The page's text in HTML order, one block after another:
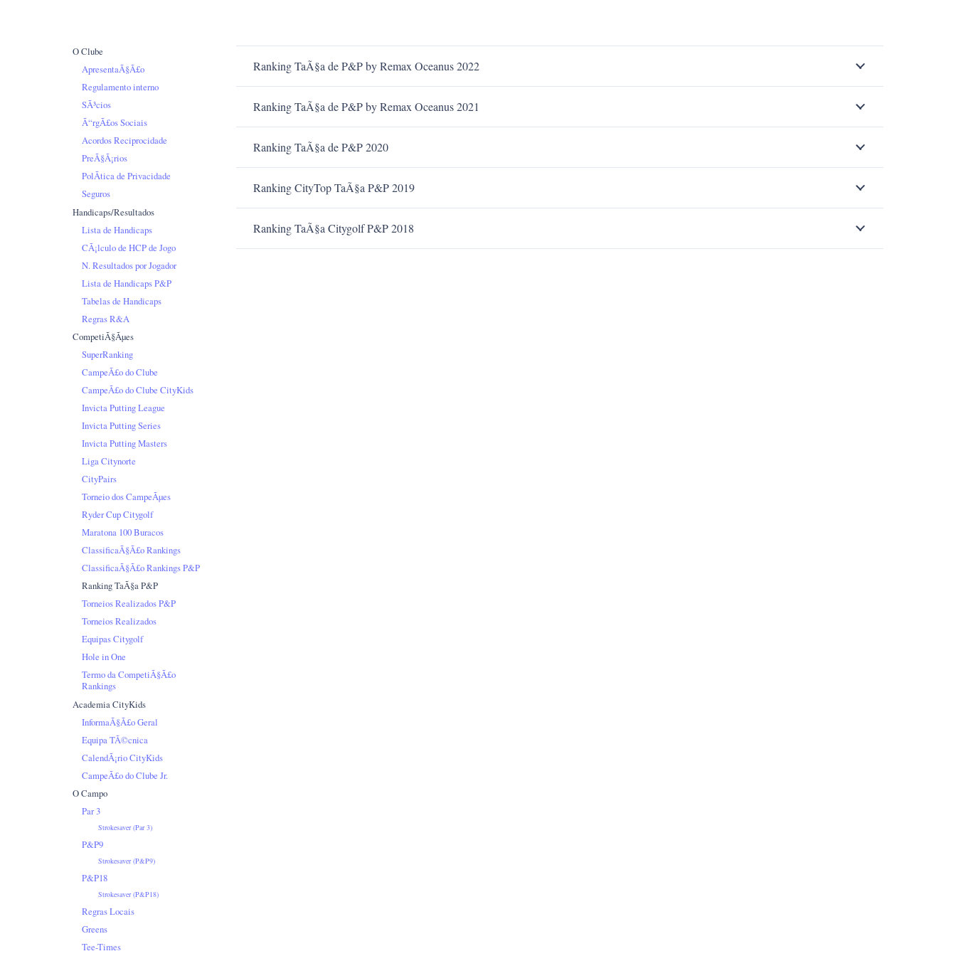
O Clube
ApresentaÃ§Ã£o
Regulamento interno
SÃ³cios
Ã“rgÃ£os Sociais
Acordos Reciprocidade
PreÃ§Ã¡rios
PolÃ­tica de Privacidade
Seguros
Handicaps/Resultados
Lista de Handicaps
CÃ¡lculo de HCP de Jogo
N. Resultados por Jogador
Lista de Handicaps P&P
Tabelas de Handicaps
Regras R&A
CompetiÃ§Ãµes
SuperRanking
CampeÃ£o do Clube
CampeÃ£o do Clube CityKids
Invicta Putting League
Invicta Putting Series
Invicta Putting Masters
Liga Citynorte
CityPairs
Torneio dos CampeÃµes
Ryder Cup Citygolf
Maratona 100 Buracos
ClassificaÃ§Ã£o Rankings
ClassificaÃ§Ã£o Rankings P&P
Ranking TaÃ§a P&P
Torneios Realizados P&P
Torneios Realizados
Equipas Citygolf
Hole in One
Termo da CompetiÃ§Ã£o
Rankings
Academia CityKids
InformaÃ§Ã£o Geral
Equipa TÃ©cnica
CalendÃ¡rio CityKids
CampeÃ£o do Clube Jr.
O Campo
Par 3
Strokesaver (Par 3)
P&P9
Strokesaver (P&P9)
P&P18
Strokesaver (P&P18)
Regras Locais
Greens
Tee-Times
Ranking TaÃ§a de P&P by Remax Oceanus 2022
Ranking TaÃ§a de P&P by Remax Oceanus 2021
Ranking TaÃ§a de P&P 2020
Ranking CityTop TaÃ§a P&P 2019
Ranking TaÃ§a Citygolf P&P 2018